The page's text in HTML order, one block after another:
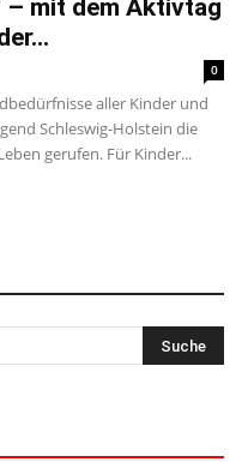
– mit dem Aktivtag
0
aller Kinder und
Schleswig-Holstein die
gerufen. Für Kinder...